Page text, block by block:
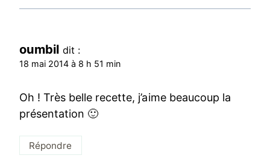
oumbil dit :
18 mai 2014 à 8 h 51 min
Oh ! Très belle recette, j’aime beaucoup la
présentation 🙂
Répondre